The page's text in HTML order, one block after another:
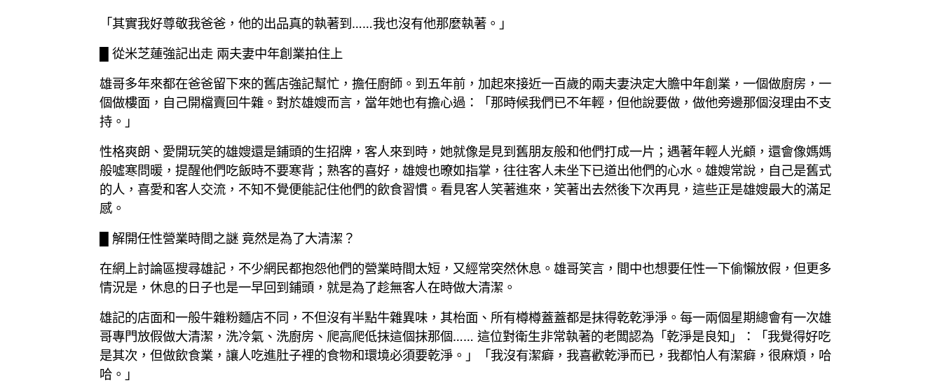
「其實我好尊敬我爸爸，他的出品真的執著到……我也沒有他那麼執著。」
█ 從米芝蓮強記出走 兩夫妻中年創業拍住上
雄哥多年來都在爸爸留下來的舊店強記幫忙，擔任廚師。到五年前，加起來接近一百歲的兩夫妻決定大膽中年創業，一個做廚房，一
個做樓面，自己開檔賣回牛雜。對於雄嫂而言，當年她也有擔心過：「那時候我們已不年輕，但他說要做，做他旁邊那個沒理由不支
持。」
性格爽朗、愛開玩笑的雄嫂還是鋪頭的生招牌，客人來到時，她就像是見到舊朋友般和他們打成一片；遇著年輕人光顧，還會像媽媽
般噓寒問暖，提醒他們吃飯時不要寒背；熟客的喜好，雄嫂也暸如指掌，往往客人未坐下已道出他們的心水。雄嫂常說，自己是舊式
的人，喜愛和客人交流，不知不覺便能記住他們的飲食習慣。看見客人笑著進來，笑著出去然後下次再見，這些正是雄嫂最大的滿足
感。
█ 解開任性營業時間之謎 竟然是為了大清潔？
在網上討論區搜尋雄記，不少網民都抱怨他們的營業時間太短，又經常突然休息。雄哥笑言，間中也想要任性一下偷懶放假，但更多
情況是，休息的日子也是一早回到鋪頭，就是為了趁無客人在時做大清潔。
雄記的店面和一般牛雜粉麵店不同，不但沒有半點牛雜異味，其枱面、所有樽樽蓋蓋都是抹得乾乾淨淨。每一兩個星期總會有一次雄
哥專門放假做大清潔，洗冷氣、洗廚房、爬高爬低抹這個抹那個…… 這位對衛生非常執著的老闆認為「乾淨是良知」：「我覺得好吃
是其次，但做飲食業，讓人吃進肚子裡的食物和環境必須要乾淨。」「我沒有潔癖，我喜歡乾淨而已，我都怕人有潔癖，很麻煩，哈
哈。」